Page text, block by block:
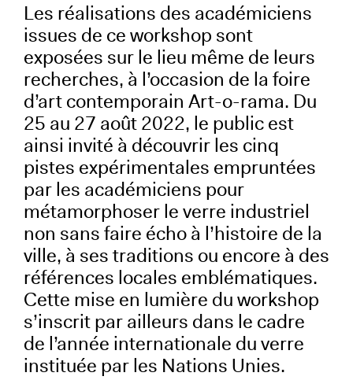
Les réalisations des académiciens
issues de ce workshop sont
exposées sur le lieu même de leurs
recherches, à l’occasion de la foire
d’art contemporain Art-o-rama. Du
25 au 27 août 2022, le public est
ainsi invité à découvrir les cinq
pistes expérimentales empruntées
par les académiciens pour
métamorphoser le verre industriel
non sans faire écho à l’histoire de la
ville, à ses traditions ou encore à des
références locales emblématiques.
Cette mise en lumière du workshop
s’inscrit par ailleurs dans le cadre
de l’année internationale du verre
instituée par les Nations Unies.